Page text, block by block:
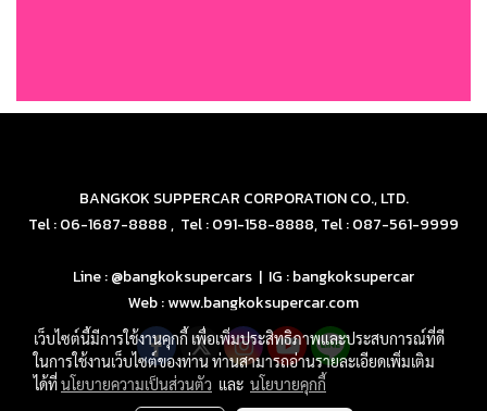
BANGKOK SUPPERCAR CORPORATION CO., LTD.
Tel : 06-1687-8888 , Tel : 091-158-8888, Tel : 087-561-9999
Line : @bangkoksupercars | IG : bangkoksupercar
Web : www.bangkoksupercar.com
เว็บไซต์นี้มีการใช้งานคุกกี้ เพื่อเพิ่มประสิทธิภาพและประสบการณ์ที่ดี
ในการใช้งานเว็บไซต์ของท่าน ท่านสามารถอ่านรายละเอียดเพิ่มเติม
ได้ที่นโยบายความเป็นส่วนตัว และ นโยบายคุกกี้